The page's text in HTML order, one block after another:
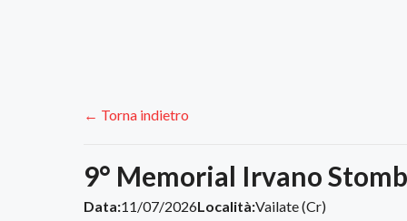
← Torna indietro
9° Memorial Irvano
Data:11/07/2026Località:Vailate (Cr)